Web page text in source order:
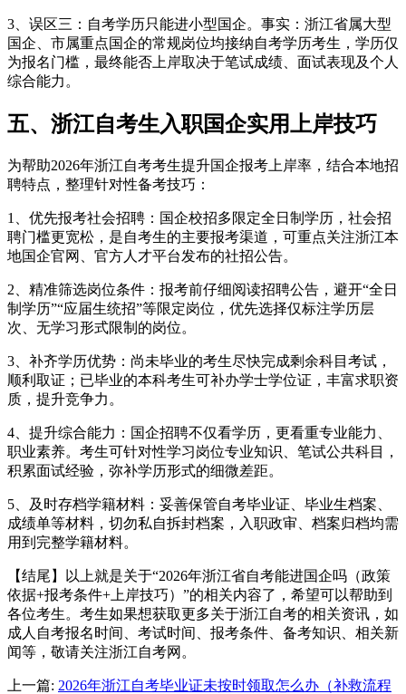
3、误区三：自考学历只能进小型国企。事实：浙江省属大型
国企、市属重点国企的常规岗位均接纳自考学历考生，学历仅
为报名门槛，最终能否上岸取决于笔试成绩、面试表现及个人
综合能力。
五、浙江自考生入职国企实用上岸技巧
为帮助2026年浙江自考考生提升国企报考上岸率，结合本地招
聘特点，整理针对性备考技巧：
1、优先报考社会招聘：国企校招多限定全日制学历，社会招
聘门槛更宽松，是自考生的主要报考渠道，可重点关注浙江本
地国企官网、官方人才平台发布的社招公告。
2、精准筛选岗位条件：报考前仔细阅读招聘公告，避开“全日
制学历”“应届生统招”等限定岗位，优先选择仅标注学历层
次、无学习形式限制的岗位。
3、补齐学历优势：尚未毕业的考生尽快完成剩余科目考试，
顺利取证；已毕业的本科考生可补办学士学位证，丰富求职资
质，提升竞争力。
4、提升综合能力：国企招聘不仅看学历，更看重专业能力、
职业素养。考生可针对性学习岗位专业知识、笔试公共科目，
积累面试经验，弥补学历形式的细微差距。
5、及时存档学籍材料：妥善保管自考毕业证、毕业生档案、
成绩单等材料，切勿私自拆封档案，入职政审、档案归档均需
用到完整学籍材料。
【结尾】以上就是关于“2026年浙江省自考能进国企吗（政策
依据+报考条件+上岸技巧）”的相关内容了，希望可以帮助到
各位考生。考生如果想获取更多关于浙江自考的相关资讯，如
成人自考报名时间、考试时间、报考条件、备考知识、相关新
闻等，敬请关注浙江自考网。
上一篇: 2026年浙江自考毕业证未按时领取怎么办（补救流程